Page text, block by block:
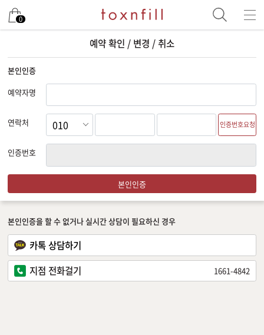
0
예약 확인 / 변경 / 취소
본인인증
예약자명
연락처 인증번호요청
인증번호
본인인증
본인인증을 할 수 없거나 실시간 상담이 필요하신 경우
카톡 상담하기
지점 전화걸기
1661-4842